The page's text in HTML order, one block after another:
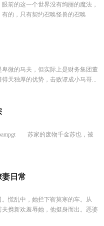
前的这一个世界没有绚丽的魔法，
的，只有契约召唤怪兽的召唤
微的马夫，但实际上是财务集团董
天独厚的优势，击败谭成小马哥...
苏家的废物千金苏也，被
日常
慌乱中，她拦下靳莫寒的车。从
携新欢羞辱她，他挺身而出。恶婆